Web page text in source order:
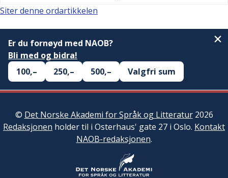
Siter denne ordartikkelen
Er du fornøyd med NAOB?
Bli med og bidra!
100,–
250,– 500,– Valgfri sum
© Det Norske Akademi for Språk og Litteratur2026
Redaksjonen holder til i Osterhaus' gate 27 i Oslo. Kontakt
NAOB-redaksjonen.